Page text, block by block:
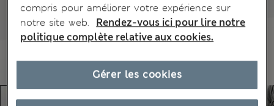
compris pour améliorer votre expérience sur
notre site web.
Rendez-vous ici pour lire notre
politique complète relative aux cookies.
Gérer les cookies